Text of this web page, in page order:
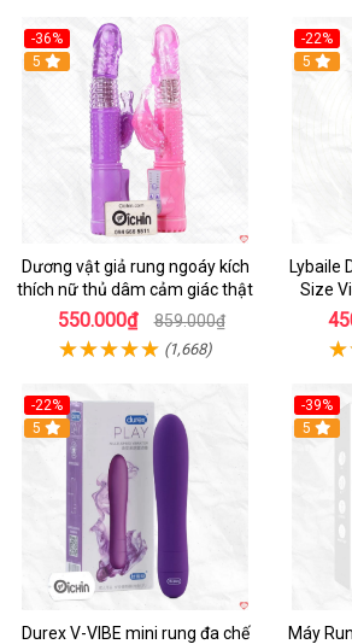
-36%
Hot
5
Dương vật giả rung ngoáy kích
thích nữ thủ dâm cảm giác thật
550.000₫ 859.000₫
(1,668)
-22%
Hot
5
Lybaile
Size
-22%
Hot
5
Durex V-VIBE mini rung đa chế
-39%
Hot
5
Máy